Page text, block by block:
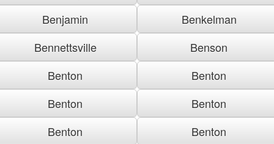
Benjamin
Benkelman
Bennettsville
Benson
Benton
Benton
Benton
Benton
Benton
Benton